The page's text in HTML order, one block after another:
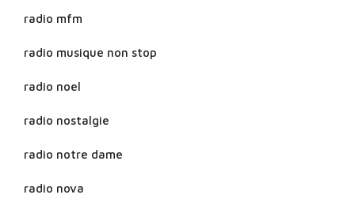
radio mfm
radio musique non stop
radio noel
radio nostalgie
radio notre dame
radio nova